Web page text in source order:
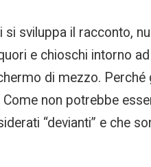
sviluppa il racconto,
e chioschi intorno
di mezzo. Perché
non potrebbe
“devianti” e che